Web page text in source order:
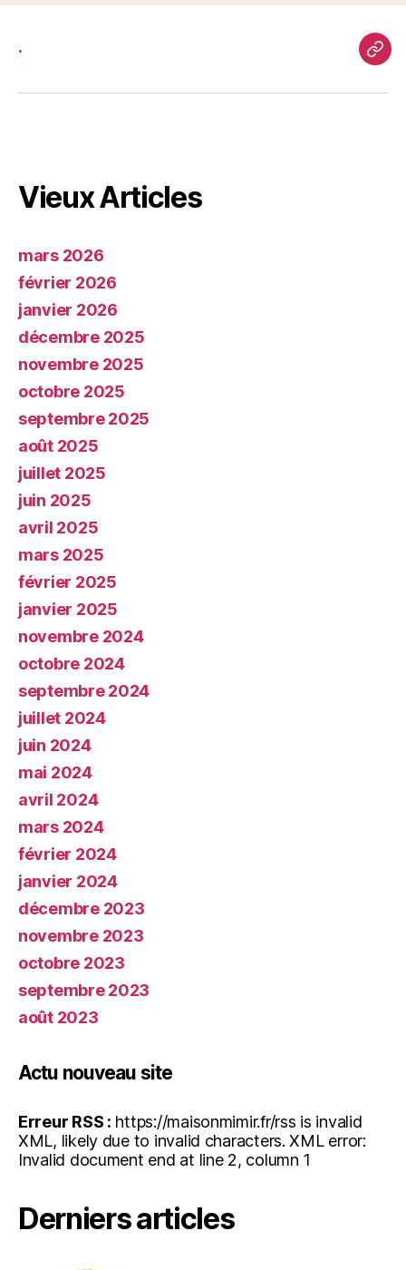
.
.
Vieux Articles
mars 2026
février 2026
janvier 2026
décembre 2025
novembre 2025
octobre 2025
septembre 2025
août 2025
juillet 2025
juin 2025
avril 2025
mars 2025
février 2025
janvier 2025
novembre 2024
octobre 2024
septembre 2024
juillet 2024
juin 2024
mai 2024
avril 2024
mars 2024
février 2024
janvier 2024
décembre 2023
novembre 2023
octobre 2023
septembre 2023
août 2023
Actu nouveau site
Erreur RSS : https://maisonmimir.fr/rss is invalid
XML, likely due to invalid characters. XML error:
Invalid document end at line 2, column 1
Derniers articles